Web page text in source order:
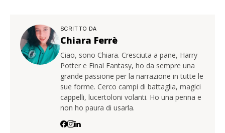
SCRITTO DA
Chiara Ferrè
Ciao, sono Chiara. Cresciuta a pane, Harry
Potter e Final Fantasy, ho da sempre una
grande passione per la narrazione in tutte le
sue forme. Cerco campi di battaglia, magici
cappelli, lucertoloni volanti. Ho una penna e
non ho paura di usarla.